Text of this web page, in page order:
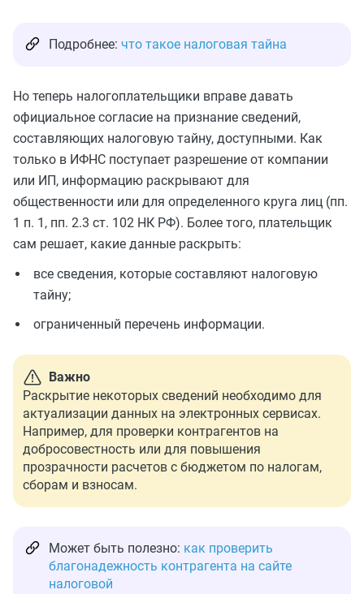
Подробнее: что такое налоговая тайна
Но теперь налогоплательщики вправе давать
официальное согласие на признание сведений,
составляющих налоговую тайну, доступными. Как
только в ИФНС поступает разрешение от компании
или ИП, информацию раскрывают для
общественности или для определенного круга лиц (пп.
1 п. 1, пп. 2.3 ст. 102 НК РФ). Более того, плательщик
сам решает, какие данные раскрыть:
все сведения, которые составляют налоговую
тайну;
ограниченный перечень информации.
Важно
Раскрытие некоторых сведений необходимо для
актуализации данных на электронных сервисах.
Например, для проверки контрагентов на
добросовестность или для повышения
прозрачности расчетов с бюджетом по налогам,
сборам и взносам.
Может быть полезно: как проверить
благонадежность контрагента на сайте
налоговой